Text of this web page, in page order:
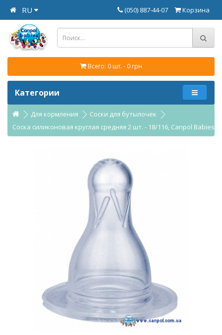
RU Корзина
(050) 887-44-07
Всего: 0 шт. - 0 грн
Категории
Для кормления
Соски для бутылочек
Соска силиконовая круглая средняя 2 шт. - 18/116, Canpol Babies